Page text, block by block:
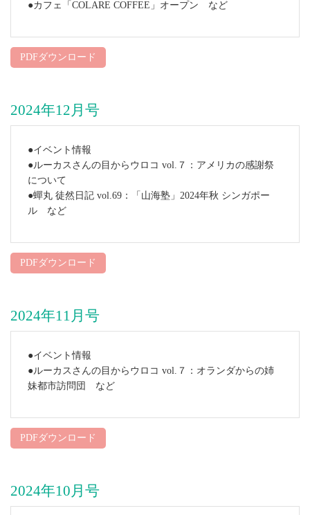
●カフェ「COLARE COFFEE」オープン など
PDFダウンロード
2024年12月号
●イベント情報
●ルーカスさんの目からウロコ vol.７：アメリカの感謝祭
について
●蟬丸 徒然日記 vol.69：「山海塾」2024年秋 シンガポー
ル など
PDFダウンロード
2024年11月号
●イベント情報
●ルーカスさんの目からウロコ vol.７：オランダからの姉
妹都市訪問団 など
PDFダウンロード
2024年10月号